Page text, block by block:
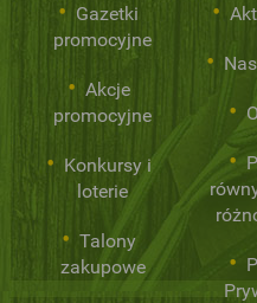
Gazetki
promocyjne
Akcje
promocyjne
Konkursy i
loterie
Talony
zakupowe